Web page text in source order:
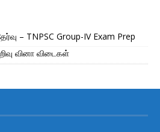
– TNPSC Group-IV Exam Prep
வினா விடைகள்